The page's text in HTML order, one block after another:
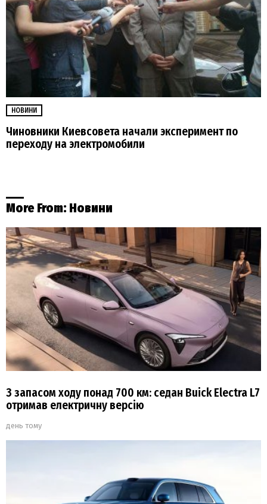
НОВИНИ
Чиновники Киевсовета начали эксперимент по
переходу на электромобили
More From: Новини
З запасом ходу понад 700 км: седан Buick Electra L7
отримав електричну версію
день тому